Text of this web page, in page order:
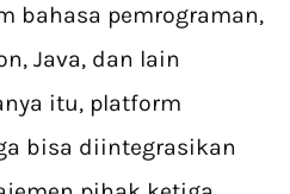
bahasa pemrograman,
Java, dan lain
itu, platform
bisa diintegrasikan